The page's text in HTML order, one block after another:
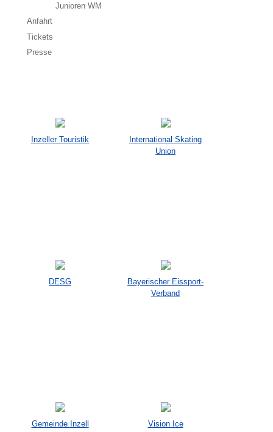
Junioren WM
Anfahrt
Tickets
Presse
Inzeller Touristik
International Skating
Union
DESG
Bayerischer Eissport-
Verband
Gemeinde Inzell Vision Ice